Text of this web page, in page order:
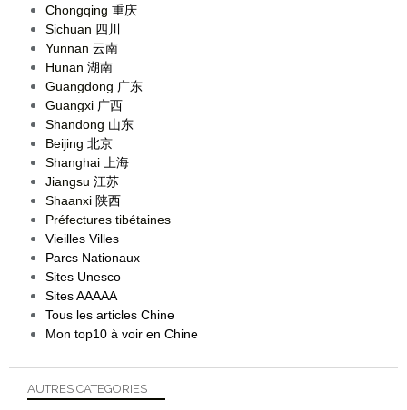
Chongqing 重庆
Sichuan 四川
Yunnan 云南
Hunan 湖南
Guangdong 广东
Guangxi 广西
Shandong 山东
Beijing 北京
Shanghai 上海
Jiangsu 江苏
Shaanxi 陕西
Préfectures tibétaines
Vieilles Villes
Parcs Nationaux
Sites Unesco
Sites AAAAA
Tous les articles Chine
Mon top10 à voir en Chine
AUTRES CATEGORIES